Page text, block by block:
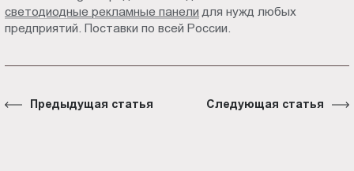
светодиодные рекламные панели для нужд любых
предприятий. Поставки по всей России.
Предыдущая статья Следующая статья